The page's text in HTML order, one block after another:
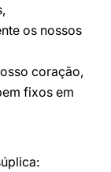
os nossos
coração,
fixos em